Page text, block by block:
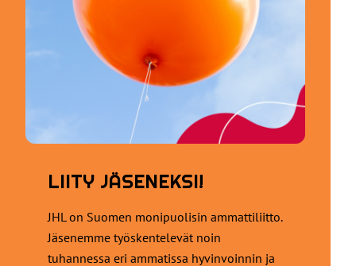
LIITY JÄSENEKSI!
JHL on Suomen monipuolisin ammattiliitto.
Jäsenemme työskentelevät noin
tuhannessa eri ammatissa hyvinvoinnin ja